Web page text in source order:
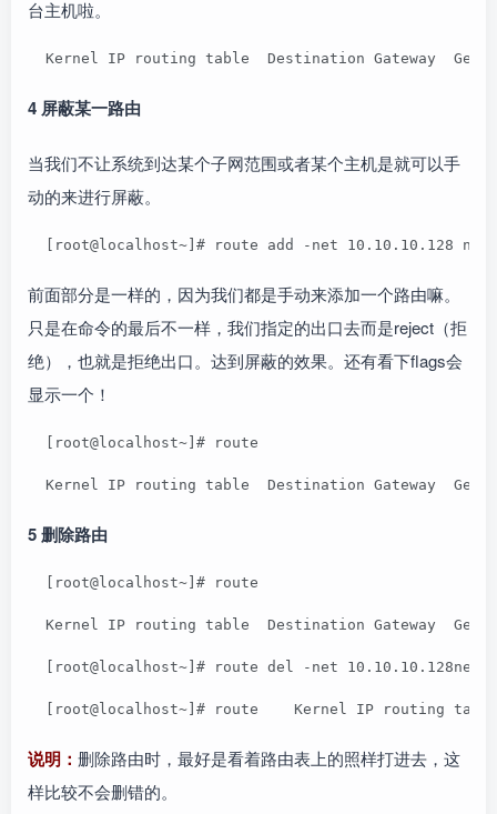
台主机啦。
Kernel IP routing table  Destination Gateway
4 屏蔽某一路由
当我们不让系统到达某个子网范围或者某个主机是就可以手
动的来进行屏蔽。
[root@localhost~]# route add -net 10.10.10.128
前面部分是一样的，因为我们都是手动来添加一个路由嘛。
只是在命令的最后不一样，我们指定的出口去而是reject（拒
绝），也就是拒绝出口。达到屏蔽的效果。还有看下flags会
显示一个！
  [root@localhost~]# route
Kernel IP routing table  Destination Gateway
5 删除路由
  [root@localhost~]# route
Kernel IP routing table  Destination Gateway
[root@localhost~]# route del -net
[root@localhost~]# route    Kernel IP routing
说明： 删除路由时，最好是看着路由表上的照样打进去，这
样比较不会删错的。